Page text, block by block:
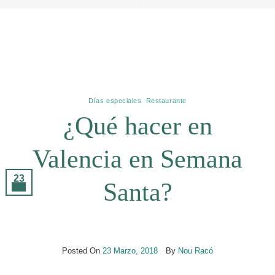
Días especiales Restaurante
¿Qué hacer en
Valencia en Semana
Santa?
Posted On 23 Marzo, 2018 By Nou Racó
23